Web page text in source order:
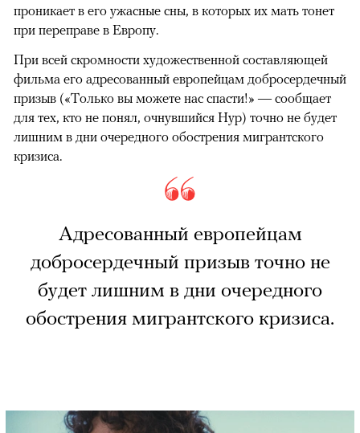
проникает в его ужасные сны, в которых их мать тонет
при переправе в Европу.
При всей скромности художественной составляющей
фильма его адресованный европейцам добросердечный
призыв («Только вы можете нас спасти!» — сообщает
для тех, кто не понял, очнувшийся Нур) точно не будет
лишним в дни очередного обострения мигрантского
кризиса.
Адресованный европейцам
добросердечный призыв точно не
будет лишним в дни очередного
обострения мигрантского кризиса.